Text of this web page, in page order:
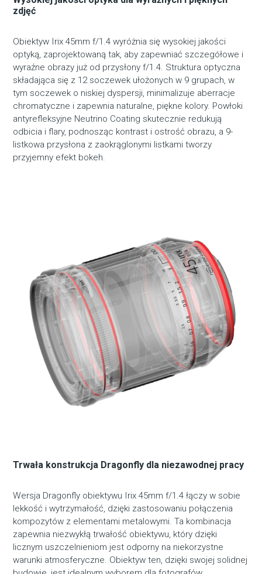
zdjęć
Obiektyw Irix 45mm f/1.4 wyróżnia się wysokiej jakości
optyką, zaprojektowaną tak, aby zapewniać szczegółowe i
wyraźne obrazy już od przysłony f/1.4. Struktura optyczna
składająca się z 12 soczewek ułożonych w 9 grupach, w
tym soczewek o niskiej dyspersji, minimalizuje aberracje
chromatyczne i zapewnia naturalne, piękne kolory. Powłoki
antyrefleksyjne Neutrino Coating skutecznie redukują
odbicia i flary, podnosząc kontrast i ostrość obrazu, a 9-
listkowa przysłona z zaokrąglonymi listkami tworzy
przyjemny efekt bokeh.
Trwała konstrukcja Dragonfly dla niezawodnej pracy
Wersja Dragonfly obiektywu Irix 45mm f/1.4 łączy w sobie
lekkość i wytrzymałość, dzięki zastosowaniu połączenia
kompozytów z elementami metalowymi. Ta kombinacja
zapewnia niezwykłą trwałość obiektywu, który dzięki
licznym uszczelnieniom jest odporny na niekorzystne
warunki atmosferyczne. Obiektyw ten, dzięki swojej solidnej